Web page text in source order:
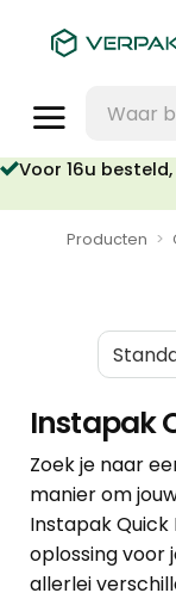
naar:
Voor 16u
Producten >
Instapak
Zoek je naar
manier om
Instapak Quick
oplossing voor
allerlei